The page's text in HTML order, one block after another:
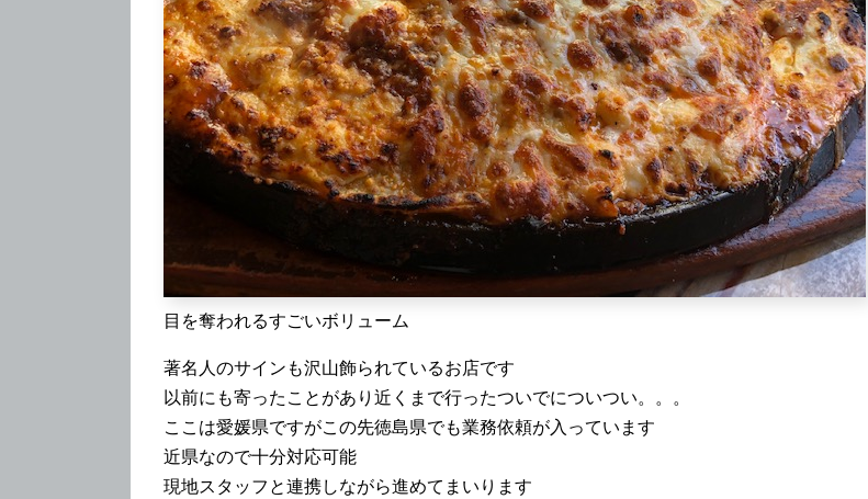
目を奪われるすごいボリューム
著名人のサインも沢山飾られているお店です
以前にも寄ったことがあり近くまで行ったついでについつい。。。
ここは愛媛県ですがこの先徳島県でも業務依頼が入っています
近県なので十分対応可能
現地スタッフと連携しながら進めてまいります